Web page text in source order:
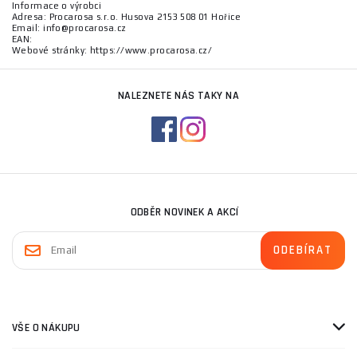
Informace o výrobci
Adresa: Procarosa s.r.o. Husova 2153 508 01 Hořice
Email: info@procarosa.cz
EAN:
Webové stránky: https://www.procarosa.cz/
NALEZNETE NÁS TAKY NA
ODBĚR NOVINEK A AKCÍ
VŠE O NÁKUPU